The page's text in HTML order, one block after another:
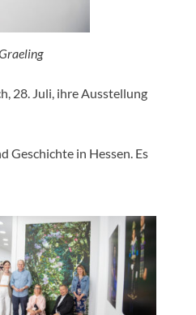
28. Juli, ihre Ausstellung
Geschichte in Hessen. Es